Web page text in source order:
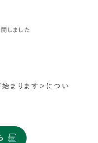
しました
まります＞につい